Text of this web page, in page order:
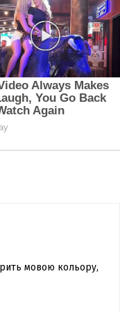
мовою кольору,